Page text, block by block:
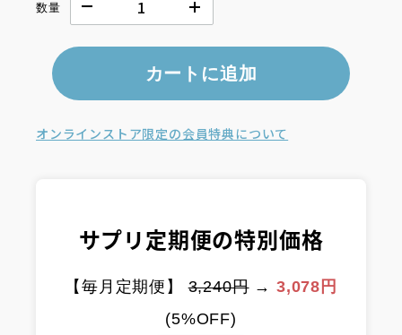
数量
カートに追加
オンラインストア限定の会員特典について
サプリ定期便の特別価格
【毎月定期便】 3,240円→ 3,078円
(5%OFF)